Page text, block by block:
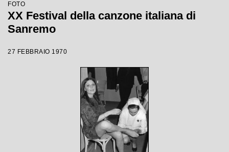
FOTO
XX Festival della canzone italiana di
Sanremo
27 FEBBRAIO 1970